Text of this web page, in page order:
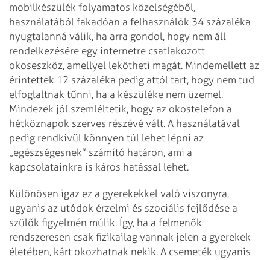
mobilkészülék folyamatos közelségéből,
használatából fakadóan a felhasználók 34 százaléka
nyugtalanná válik, ha arra gondol, hogy nem áll
rendelkezésére egy internetre csatlakozott
okoseszköz, amellyel lekötheti magát. Mindemellett az
érintettek 12 százaléka pedig attól tart, hogy nem tud
elfoglaltnak tűnni, ha a készüléke nem üzemel.
Mindezek jól szemléltetik, hogy az okostelefon a
hétköznapok szerves részévé vált. A használatával
pedig rendkívül könnyen túl lehet lépni az
„egészségesnek” számító határon, ami a
kapcsolatainkra is káros hatással lehet.
Különösen igaz ez a gyerekekkel való viszonyra,
ugyanis az utódok érzelmi és szociális fejlődése a
szülők figyelmén múlik. Így, ha a felmenők
rendszeresen csak fizikailag vannak jelen a gyerekek
életében, kárt okozhatnak nekik. A csemeték ugyanis